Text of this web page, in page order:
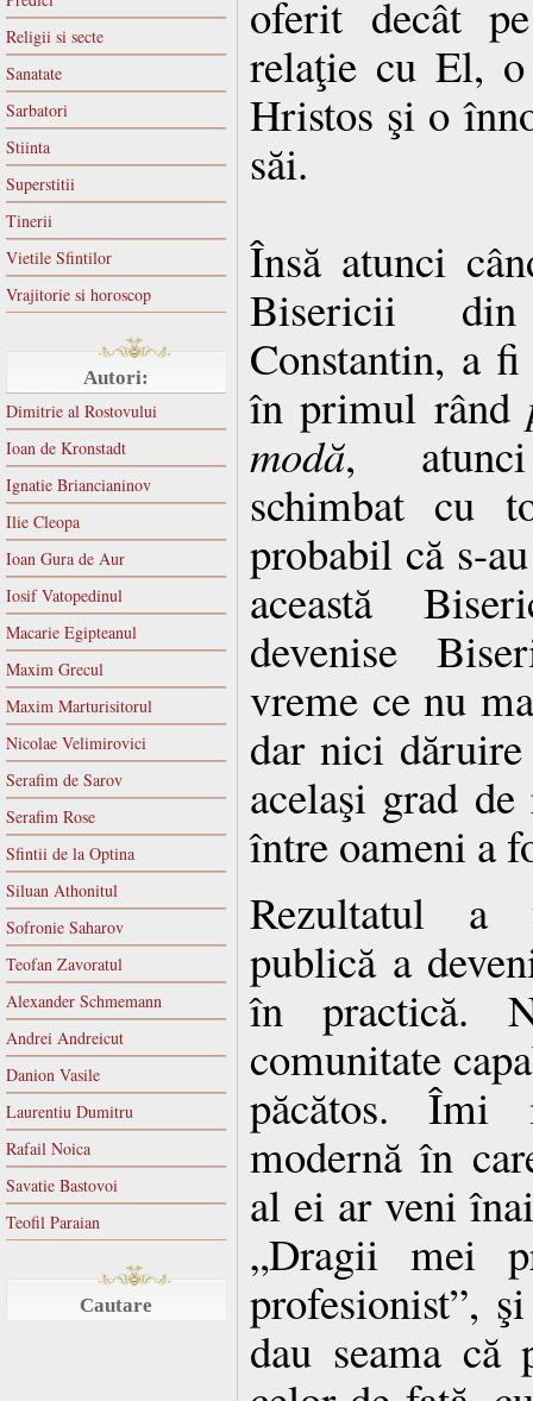
Religii si secte
Sanatate
Sarbatori
Stiinta
Superstitii
Tinerii
Vietile Sfintilor
Vrajitorie si horoscop
Autori:
Dimitrie al Rostovului
Ioan de Kronstadt
Ignatie Briancianinov
Ilie Cleopa
Ioan Gura de Aur
Iosif Vatopedinul
Macarie Egipteanul
Maxim Grecul
Maxim Marturisitorul
Nicolae Velimirovici
Serafim de Sarov
Serafim Rose
Sfintii de la Optina
Siluan Athonitul
Sofronie Saharov
Teofan Zavoratul
Alexander Schmemann
Andrei Andreicut
Danion Vasile
Laurentiu Dumitru
Rafail Noica
Savatie Bastovoi
Teofil Paraian
Cautare
oferit decât
relaţie cu El,
Hristos şi o
săi.
Însă atunci
Bisericii
Constantin, a
în primul rând
modă,
schimbat cu
probabil că s-
această
devenise
vreme ce nu
dar nici
acelaşi grad
între oameni a
Rezultatul a
publică a
în practică.
comunitate
păcătos. Îmi
modernă în
al ei ar veni
„Dragii mei
profesionist”,
dau seama